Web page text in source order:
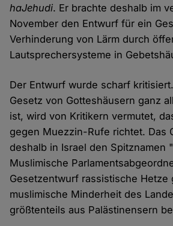
haJehudi. Er brachte deshalb im
November den Entwurf für ein
Verhinderung von Lärm durch
Lautsprechersysteme in
Der Entwurf wurde scharf
Gesetz von Gotteshäusern ganz
ist, wird von Kritikern vermutet,
gegen Muezzin-Rufe richtet. Das
deshalb in Israel den Spitznamen
Muslimische
Gesetzentwurf rassistische Hetze
muslimische Minderheit des
größtenteils aus Palästinensern